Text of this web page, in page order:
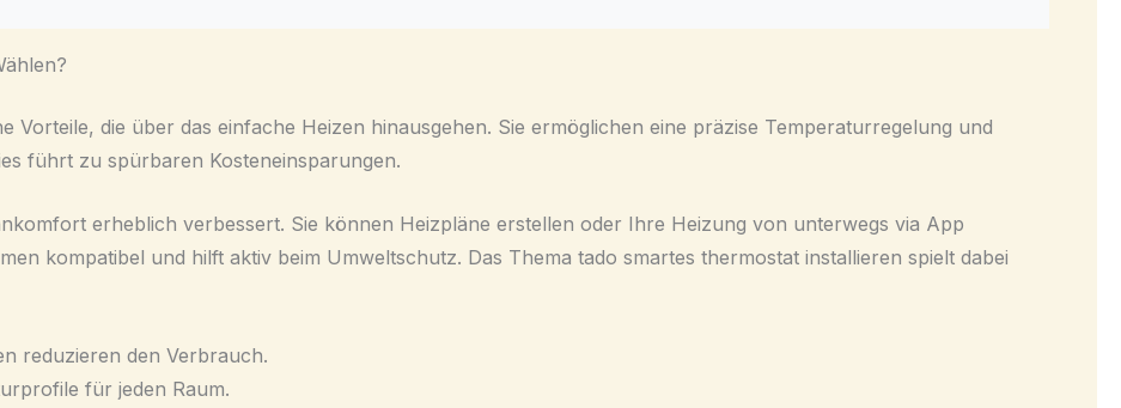
Vorteile, die über das einfache Heizen hinausgehen. Sie ermöglichen eine präzise Temperaturregelung und
führt zu spürbaren Kosteneinsparungen.
erheblich verbessert. Sie können Heizpläne erstellen oder Ihre Heizung von unterwegs via App
kompatibel und hilft aktiv beim Umweltschutz. Das Thema tado smartes thermostat installieren spielt dabei
reduzieren den Verbrauch.
für jeden Raum.